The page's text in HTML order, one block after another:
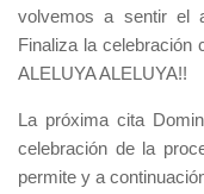
volvemos a sentir el
Finaliza la celebración
ALELUYA ALELUYA!!
La próxima cita
celebración de la
permite y a